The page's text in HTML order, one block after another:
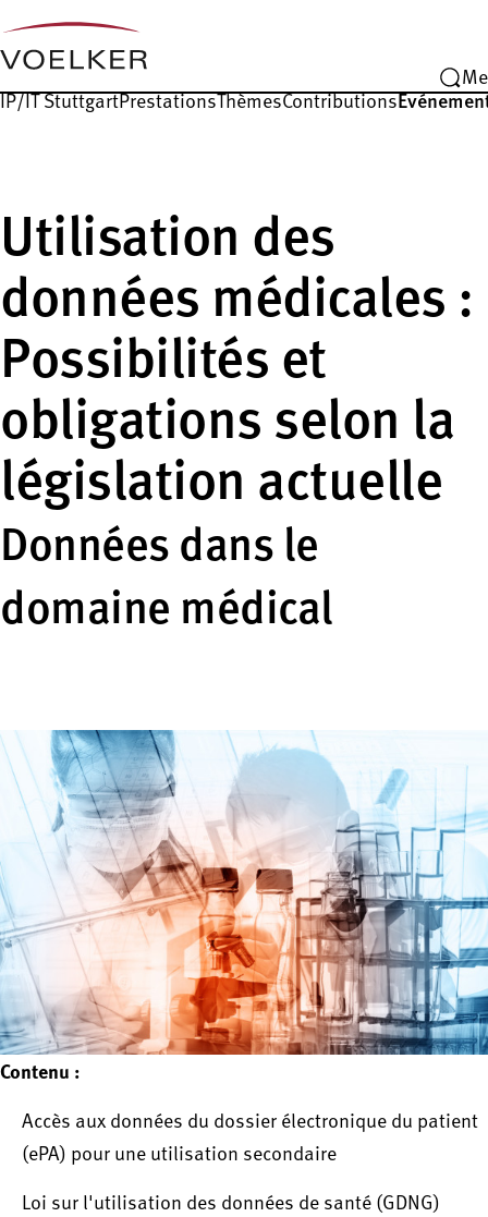
IP/IT StuttgartPrestationsThèmesContributions
Utilisation des
données médicales :
Possibilités et
obligations selon la
législation actuelle
Données dans le
domaine médical
Contenu :
Accès aux données du dossier électronique du patient
(ePA) pour une utilisation secondaire
Loi sur l'utilisation des données de santé (GDNG)